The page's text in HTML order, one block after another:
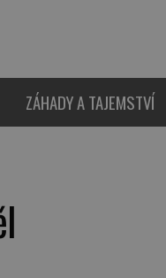
ZÁHADY A TAJEMSTVÍ